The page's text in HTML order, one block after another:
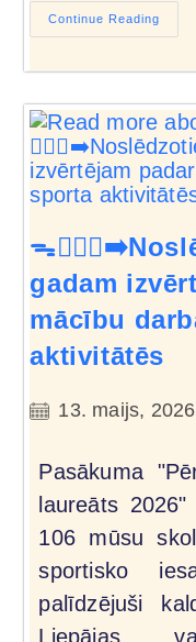
Continue Reading
gadam
mācību
aktivitātēs
13. maijs,
Pasākuma
laureāts
106 mūsu
sportisko
palīdzējuši
Liepājas